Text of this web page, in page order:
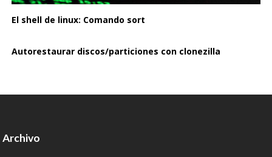
El shell de linux: Comando sort
Autorestaurar discos/particiones con clonezilla
Archivo